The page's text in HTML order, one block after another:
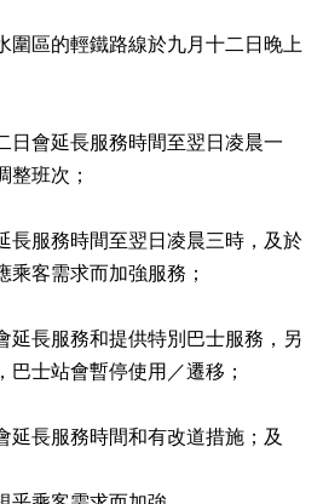
區的輕鐵路線於九月十二日晚上
會延長服務時間至翌日凌晨一
整班次；
服務時間至翌日凌晨三時，及於
客需求而加強服務；
長服務和提供特別巴士服務，另
士站會暫停使用／遷移；
長服務時間和有改道措施；及